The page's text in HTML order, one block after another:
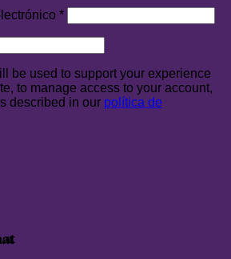
*
be used to support your experience
to manage access to your account,
described in our política de